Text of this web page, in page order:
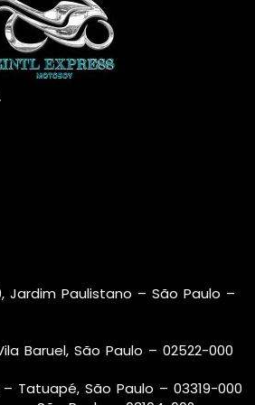
Jardim Paulistano – São Paulo –
Baruel, São Paulo – 02522-000
Tatuapé, São Paulo – 03319-000